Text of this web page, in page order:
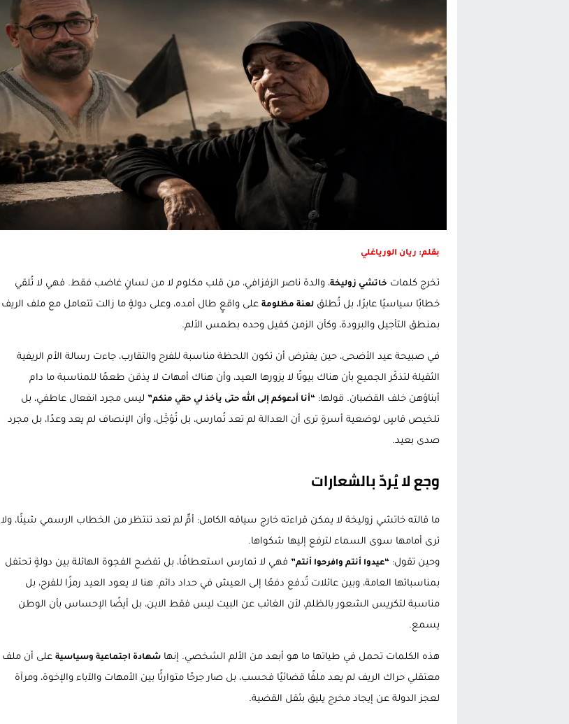
تغيير تاريخي بحزب الاستقلال بالحسيمة: محمد الحموداني يبدأ مرحلة ما بعد مضيان
اتفاق وشيك بين واشنطن وطهران لفتح مضيق هرمز يدفع أسعار النفط للتراجع
الحكومة الإسبانية تعلن عن ميزانية استثنائية بقيمة 25 مليون يورو لرعاية القاصرين في سبتة
قطاع نقل البضائع بالمغرب يلوح بإضراب وطني جراء ارتفاع أسعار الوقود
بقلم: ريان الورياغلي
تخرج كلمات خاتشي زوليخة، والدة ناصر الزفزافي، من قلب مكلوم لا من لسانٍ غاضب فقط. فهي لا تُلقي
خطابًا سياسيًا عابرًا، بل تُطلق لعنة مظلومة على واقعٍ طال أمده، وعلى دولةٍ ما زالت تتعامل مع ملف الريف
بمنطق التأجيل والبرودة، وكأن الزمن كفيل وحده بطمس الألم.
في صبيحة عيد الأضحى، حين يفترض أن تكون اللحظة مناسبة للفرح والتقارب، جاءت رسالة الأم الريفية
الثقيلة لتذكّر الجميع بأن هناك بيوتًا لا يزورها العيد، وأن هناك أمهات لا يذقن طعمًا للمناسبة ما دام
أبناؤهن خلف القضبان. قولها: “أنا أدعوكم إلى الله حتى يأخذ لي حقي منكم” ليس مجرد انفعال عاطفي، بل
تلخيص قاسٍ لوضعية أسرةٍ ترى أن العدالة لم تعد تُمارس، بل تُؤجَّل، وأن الإنصاف لم يعد وعدًا، بل مجرد
صدى بعيد.
وجع لا يُردّ بالشعارات
ما قالته خاتشي زوليخة لا يمكن قراءته خارج سياقه الكامل: أمٌّ لم تعد تنتظر من الخطاب الرسمي شيئًا، ولا
ترى أمامها سوى السماء لترفع إليها شكواها.
وحين تقول: “عيدوا أنتم وافرحوا أنتم” فهي لا تمارس استعطافًا، بل تفضح الفجوة الهائلة بين دولةٍ تحتفل
بمناسباتها العامة، وبين عائلات تُدفع دفعًا إلى العيش في حداد دائم. هنا لا يعود العيد رمزًا للفرح، بل
مناسبة لتكريس الشعور بالظلم، لأن الغائب عن البيت ليس فقط الابن، بل أيضًا الإحساس بأن الوطن
يسمع.
هذه الكلمات تحمل في طياتها ما هو أبعد من الألم الشخصي. إنها شهادة اجتماعية وسياسية على أن ملف
معتقلي حراك الريف لم يعد ملفًا قضائيًا فحسب، بل صار جرحًا متوارثًا بين الأمهات والآباء والإخوة، ومرآة
لعجز الدولة عن إيجاد مخرج يليق بثقل القضية.